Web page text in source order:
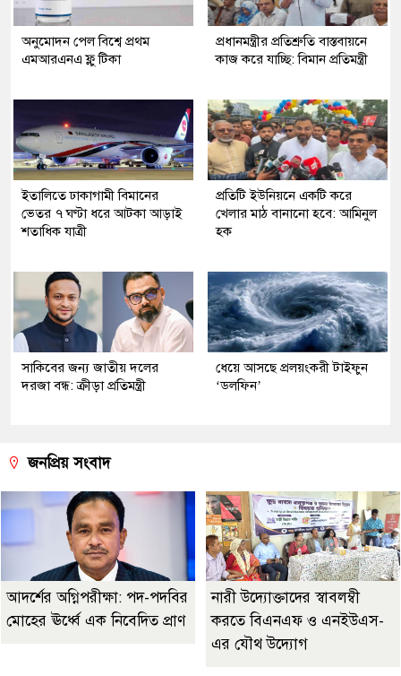
অনুমোদন পেল বিশ্বে প্রথম
এমআরএনএ ফ্লু টিকা
প্রধানমন্ত্রীর প্রতিশ্রুতি বাস্তবায়নে
কাজ করে যাচ্ছি: বিমান প্রতিমন্ত্রী
ইতালিতে ঢাকাগামী বিমানের
ভেতর ৭ ঘণ্টা ধরে আটকা আড়াই
শতাধিক যাত্রী
প্রতিটি ইউনিয়নে একটি করে
খেলার মাঠ বানানো হবে: আমিনুল
হক
সাকিবের জন্য জাতীয় দলের
দরজা বন্ধ: ক্রীড়া প্রতিমন্ত্রী
ধেয়ে আসছে প্রলয়ংকরী টাইফুন
‌‘ডলফিন’
জনপ্রিয় সংবাদ
আদর্শের অগ্নিপরীক্ষা: পদ-পদবির
মোহের ঊর্ধ্বে এক নিবেদিত প্রাণ
নারী উদ্যোক্তাদের স্বাবলম্বী
করতে বিএনএফ ও এনইউএস-
এর যৌথ উদ্যোগ